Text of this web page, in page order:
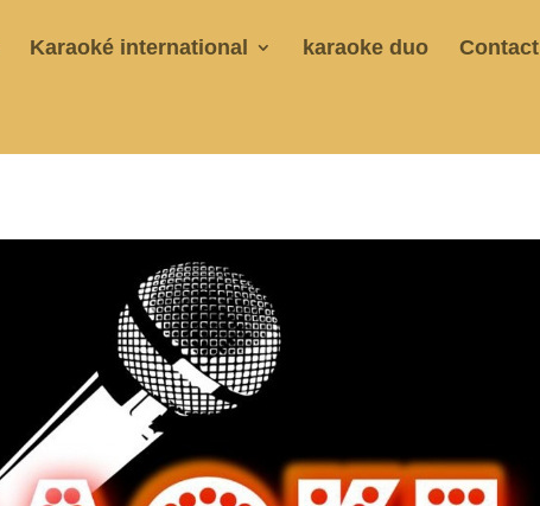
Karaoké international karaoke duo Contact